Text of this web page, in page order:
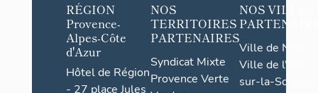
RÉGION
Provence-
Alpes-Côte
d'Azur
Hôtel de Région
- 27 place Jules
NOS
TERRITOIRES
PARTENAIRES
Syndicat Mixte
Provence Verte
NOS VILLES
Ville de Nice
Ville de l'Isle-
sur-la-Sorgue